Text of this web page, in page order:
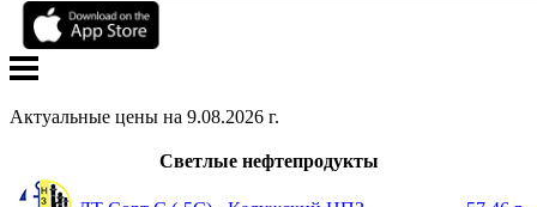
Актуальные цены на 9.08.2026 г.
Светлые нефтепродукты